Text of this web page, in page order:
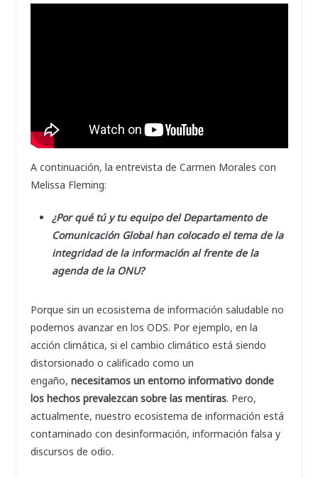
A continuación, la entrevista de Carmen Morales con
Melissa Fleming:
¿Por qué tú y tu equipo del Departamento de
Comunicación Global han colocado el tema de la
integridad de la información al frente de la
agenda de la ONU?
Porque sin un ecosistema de información saludable no
podemos avanzar en los ODS. Por ejemplo, en la
acción climática, si el cambio climático está siendo
distorsionado o calificado como un
engaño, necesitamos un entorno informativo donde
los hechos prevalezcan sobre las mentiras. Pero,
actualmente, nuestro ecosistema de información está
contaminado con desinformación, información falsa y
discursos de odio.